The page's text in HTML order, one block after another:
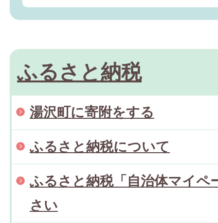
ふるさと納税
湯沢町に寄附をする
ふるさと納税について
ふるさと納税「自治体マイペ
さい